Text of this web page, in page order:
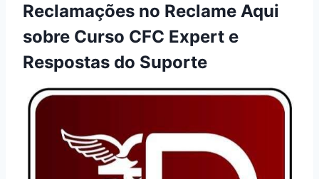
Reclamações no Reclame Aqui
sobre Curso CFC Expert e
Respostas do Suporte